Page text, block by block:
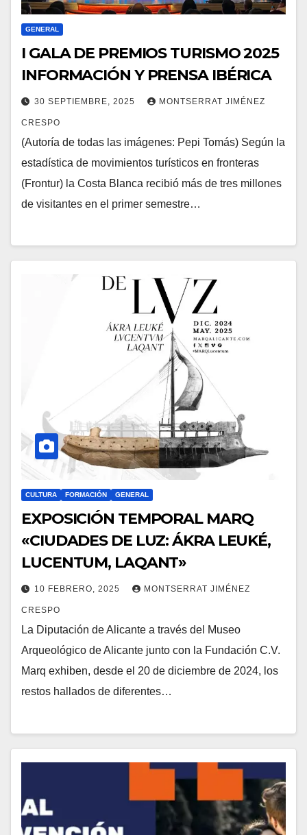
GENERAL
I GALA DE PREMIOS TURISMO 2025
INFORMACIÓN Y PRENSA IBÉRICA
30 SEPTIEMBRE, 2025 MONTSERRAT JIMÉNEZ
CRESPO
(Autoría de todas las imágenes: Pepi Tomás) Según la
estadística de movimientos turísticos en fronteras
(Frontur) la Costa Blanca recibió más de tres millones
de visitantes en el primer semestre…
CULTURA FORMACIÓN GENERAL
EXPOSICIÓN TEMPORAL MARQ
«CIUDADES DE LUZ: ÁKRA LEUKÉ,
LUCENTUM, LAQANT»
10 FEBRERO, 2025 MONTSERRAT JIMÉNEZ
CRESPO
La Diputación de Alicante a través del Museo
Arqueológico de Alicante junto con la Fundación C.V.
Marq exhiben, desde el 20 de diciembre de 2024, los
restos hallados de diferentes…